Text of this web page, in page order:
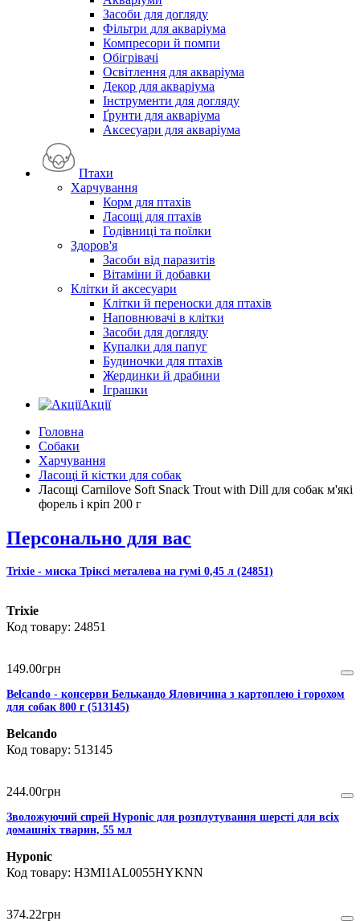
Засоби для догляду
Фільтри для акваріума
Компресори й помпи
Обігрівачі
Освітлення для акваріума
Декор для акваріума
Інструменти для догляду
Ґрунти для акваріума
Аксесуари для акваріума
Птахи
Харчування
Корм для птахів
Ласощі для птахів
Годівниці та поїлки
Здоров'я
Засоби від паразитів
Вітаміни й добавки
Клітки й аксесуари
Клітки й переноски для птахів
Наповнювачі в клітки
Засоби для догляду
Купалки для папуг
Будиночки для птахів
Жердинки й драбини
Іграшки
Акції
Головна
Собаки
Харчування
Ласощі й кістки для собак
Ласощі Carnilove Soft Snack Trout with Dill для собак м'які
форель і кріп 200 г
Персонально для вас
Trixie - миска Тріксі металева на гумі 0,45 л (24851)
Trixie
24851
149.00грн
Belcando - консерви Белькандо Яловичина з картоплею і горохом
для собак 800 г (513145)
Belcando
513145
244.00грн
Зволожуючий спрей Hyponic для розплутування шерсті для всіх
домашніх тварин, 55 мл
Hyponic
H3MI1AL0055HYKNN
374.22грн